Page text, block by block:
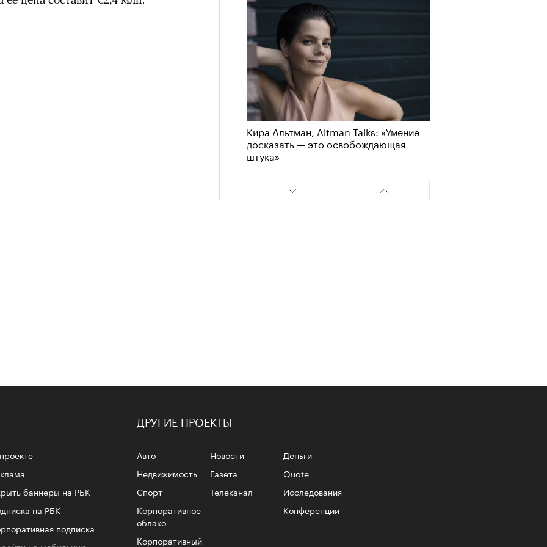
Кира Альтман, Altman Talks: «Умение
досказать — это освобождающая
штука»
4 коллаборации, которые нельзя
пропустить
баннеры на РБК
на РБК
подписка
ДРУГИЕ ПРОЕКТЫ
Авто
Недвижимость
Спорт
Корпоративное
облако
Корпоративный
Новости
Газета
Телеканал
Деньги
Quote
Исследования
Конференции